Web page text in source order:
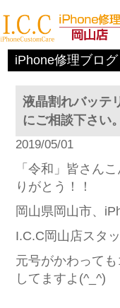
iPhone修理ブログ
液晶割れバッテ
にご相談下さい
2019/05/01
「令和」皆さん
りがとう！！
岡山県岡山市、
I.C.C岡山店スタ
元号がかわって
してますよ(^_^)